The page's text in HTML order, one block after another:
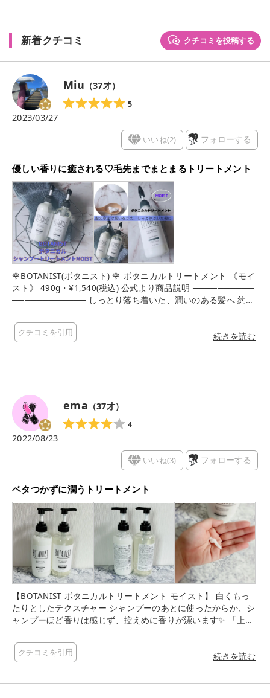
新着クチコミ クチコミを投稿する
Miu （37才）
5
2023/03/27
いいね(2) フォローする
優しい香りに癒される♡毛先までまとまるトリートメント
🌹BOTANIST(ボタニスト) 🌹 ボタニカルトリートメント 《モイ
スト》 490g・¥1,540(税込) 公式より商品説明 ──────────
──────────── しっとり落ち着いた、潤いのある髪へ 約３
で潤いを与え、しっとりとした髪に導きます。 ──────────
──────────── こんな方におすすめ🌷 ✔︎パサつきやすい髪
髪に揉み込み、少し置いてから 洗い流すと指通りが良くなって
髪がつるんもまとまる感じ🥰✨ 洗い流しが早くて、すぐにぬる
つきがなくなります◎ トリートメントの香りは アップル&ベリ
ーで、シャンプートリートメント で香りが違うのも珍しい。 ど
ちらも私好みの良い香り💓 ドライヤー後は、まとまって、しっ
とりつるん✨ まとまり感があるのに重くない。 たまにモイスト
シャントリって思ってたより 重くなってしまうものもあるので
すが、 BOTANISTのはちょうど良いバランス🫧 パッケージもシ
い🙆‍♀️ #ボタニスト #ボタニカルシャンプー #ボタニカルトリー
トメント #モニター #BOTANIST #モニター
クチコミを引用 続きを読む
ema （37才）
4
2022/08/23
いいね(3) フォローする
ベタつかずに潤うトリートメント
【BOTANIST ボタニカルトリートメント モイスト】 白くもっ
たりとしたテクスチャー シャンプーのあとに使ったからか、シ
ャンプーほど香りは感じず、控えめに香りが漂います✨ 「上品
はアプリコットとジャスミンの香りだったので、違う香りが楽
しめるのもいいですね◎ 髪に塗布した感じは軽すぎず重すぎ
ず、ドライヤーをした後は程よくしっとりします✨
クチコミを引用 続きを読む